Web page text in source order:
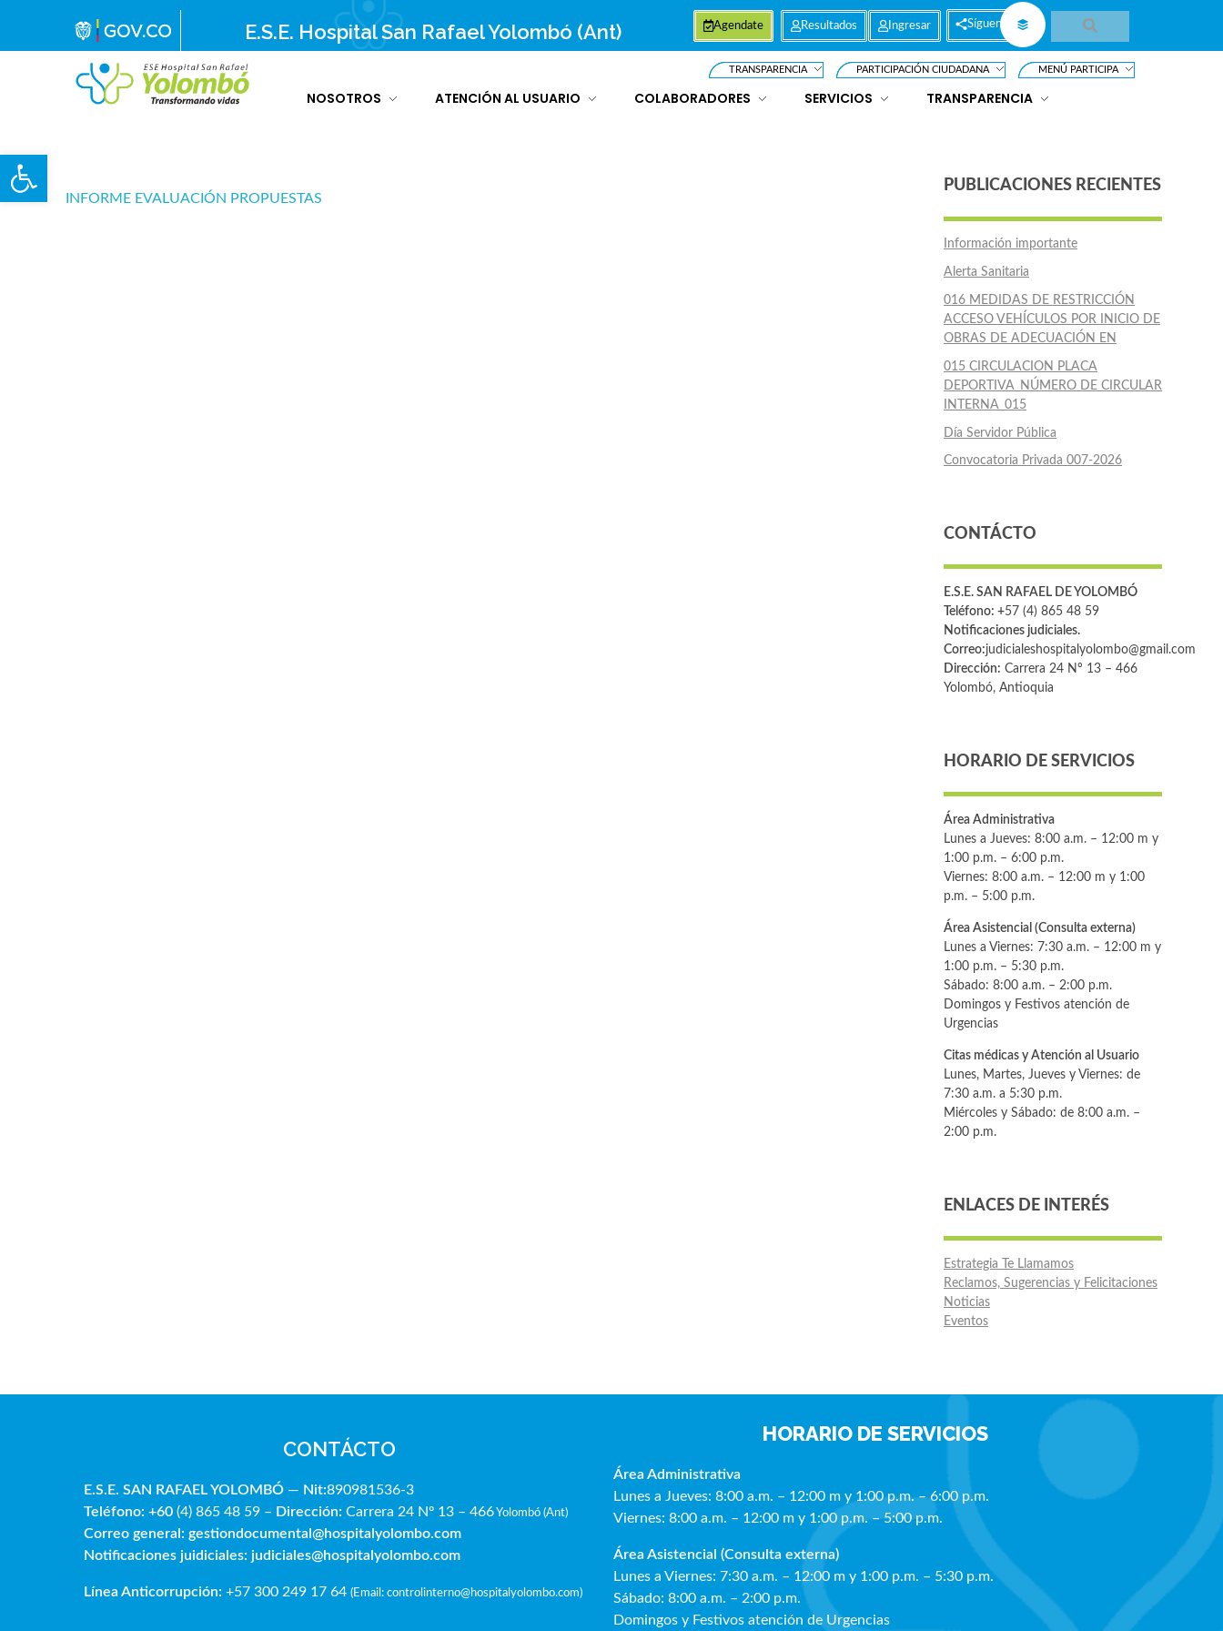
Abrir barra de herramientas
E.S.E. Hospital San Rafael Yolombó (Ant) Agendate Resultados Ingresar Síguenos
TRANSPARENCIA PARTICIPACIÓN CIUDADANA MENÚ PARTICIPA
NOSOTROS ATENCIÓN AL USUARIO COLABORADORES SERVICIOS TRANSPARENCIA
INFORME EVALUACIÓN PROPUESTAS
PUBLICACIONES RECIENTES
Información importante
Alerta Sanitaria
016 MEDIDAS DE RESTRICCIÓN
ACCESO VEHÍCULOS POR INICIO DE
OBRAS DE ADECUACIÓN EN
015 CIRCULACION PLACA
DEPORTIVA_NÚMERO DE CIRCULAR
INTERNA_015
Día Servidor Pública
Convocatoria Privada 007-2026
CONTÁCTO
E.S.E. SAN RAFAEL DE YOLOMBÓ
Teléfono: +57 (4) 865 48 59
Notificaciones judiciales.
Correo:judicialeshospitalyolombo@gmail.com
Dirección: Carrera 24 Nº 13 – 466
Yolombó, Antioquia
HORARIO DE SERVICIOS
Área Administrativa
Lunes a Jueves: 8:00 a.m. – 12:00 m y
1:00 p.m. – 6:00 p.m.
Viernes: 8:00 a.m. – 12:00 m y 1:00
p.m. – 5:00 p.m.
Área Asistencial (Consulta externa)
Lunes a Viernes: 7:30 a.m. – 12:00 m y
1:00 p.m. – 5:30 p.m.
Sábado: 8:00 a.m. – 2:00 p.m.
Domingos y Festivos atención de
Urgencias
Citas médicas y Atención al Usuario
Lunes, Martes, Jueves y Viernes: de
7:30 a.m. a 5:30 p.m.
Miércoles y Sábado: de 8:00 a.m. –
2:00 p.m.
ENLACES DE INTERÉS
Estrategia Te Llamamos
Reclamos, Sugerencias y Felicitaciones
Noticias
Eventos
CONTÁCTO
E.S.E. SAN RAFAEL YOLOMBÓ — Nit:890981536-3
Teléfono: +60 (4) 865 48 59 – Dirección: Carrera 24 Nº 13 – 466Yolombó (Ant)
Correo general: gestiondocumental@hospitalyolombo.com
Notificaciones juidiciales: judiciales@hospitalyolombo.com
Línea Anticorrupción: +57 300 249 17 64 (Email: controlinterno@hospitalyolombo.com)
HORARIO DE SERVICIOS
Área Administrativa
Lunes a Jueves: 8:00 a.m. – 12:00 m y 1:00 p.m. – 6:00 p.m.
Viernes: 8:00 a.m. – 12:00 m y 1:00 p.m. – 5:00 p.m.
Área Asistencial (Consulta externa)
Lunes a Viernes: 7:30 a.m. – 12:00 m y 1:00 p.m. – 5:30 p.m.
Sábado: 8:00 a.m. – 2:00 p.m.
Domingos y Festivos atención de Urgencias